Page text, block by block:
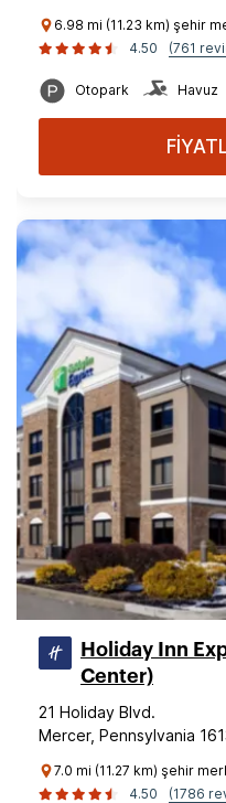
6.98 mi (11.23 km) şehir
4.50
(761
Otopark Havuz
Holiday Inn
Center)
21 Holiday Blvd.
Mercer, Pennsylvania
7.0 mi (11.27 km) şehir
4.50
(1786